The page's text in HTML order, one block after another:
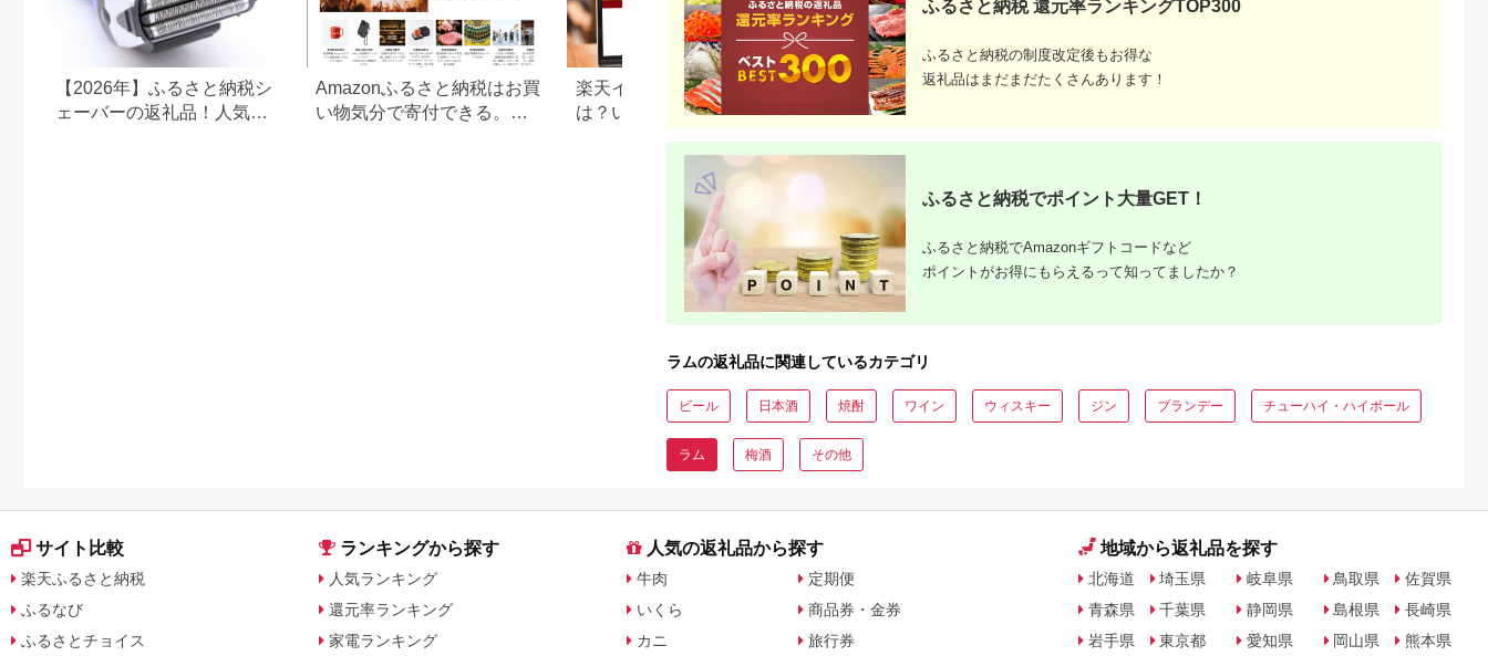
【2026年】ふるさと納税シ
ェーバーの返礼品！人気の
Amazonふるさと納税はお買
い物気分で寄付できる。
楽天イーグルス感謝祭と
は？いつ開催される？ふる
楽天ふるさと納税は「5と0
のつく日」に！エントリー
も解説
ふるさと納税 還元率ランキングTOP300
ふるさと納税の制度改定後もお得な
返礼品はまだまだたくさんあります！
ふるさと納税でポイント大量GET！
ふるさと納税でAmazonギフトコードなど
ポイントがお得にもらえるって知ってましたか？
ラムの返礼品に関連しているカテゴリ
ビール 日本酒 焼酎 ワイン ウィスキー ジン ブランデー チューハイ・ハイボール
ラム 梅酒 その他
サイト比較
楽天ふるさと納税
ふるなび
ふるさとチョイス
ランキングから探す
人気ランキング
還元率ランキング
家電ランキング
人気の返礼品から探す
牛肉
いくら
カニ
定期便
商品券・金券
旅行券
地域から返礼品を探す
北海道
青森県
岩手県
埼玉県
千葉県
東京都
岐阜県
静岡県
愛知県
鳥取県
島根県
岡山県
佐賀県
長崎県
熊本県